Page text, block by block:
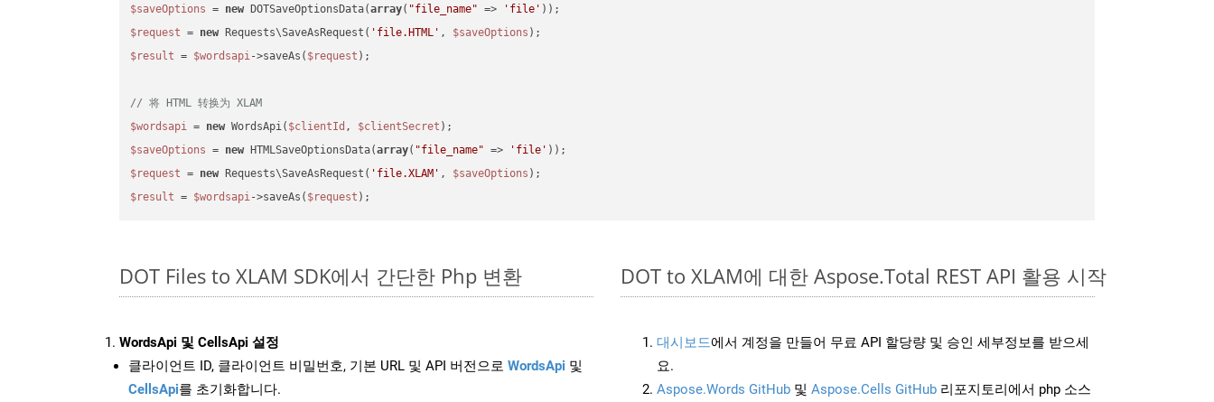
$saveOptions = new DOTSaveOptionsData(array( "file_name" => 'file'
$request = new Requests\SaveAsRequest( 'file.HTML' , $saveOptions
$result = $wordsapi->saveAs( $request );
// 将 HTML 转换为 XLAM
$wordsapi = new WordsApi( $clientId , $clientSecret
$saveOptions = new HTMLSaveOptionsData(array( "file_name" => 'file'
$request = new Requests\SaveAsRequest( 'file.XLAM' , $saveOptions
$result = $wordsapi->saveAs( $request
DOT Files to XLAM SDK에서 간단한 Php 변환
WordsApi 및 CellsApi 설정
클라이언트 ID, 클라이언트 비밀번호, 기본 URL 및 API 버전으로 WordsApi 및
CellsApi를 초기화합니다.
DOT to XLAM에 대한 Aspose.Total REST API 활용 시작
대시보드에서 계정을 만들어 무료 API 할당량 및 승인 세부정보를 받으세
요.
Aspose.Words GitHub 및 Aspose.Cells GitHub 리포지토리에서 php 소스